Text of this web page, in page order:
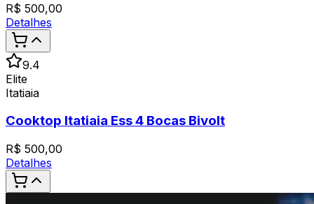
R$ 500,00
Detalhes
9.4
Elite
Itatiaia
Cooktop Itatiaia Ess 4 Bocas Bivolt
R$ 500,00
Detalhes